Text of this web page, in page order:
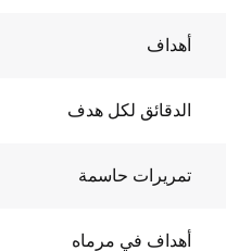
أهداف
الدقائق لكل هدف
تمريرات حاسمة
أهداف في مرماه